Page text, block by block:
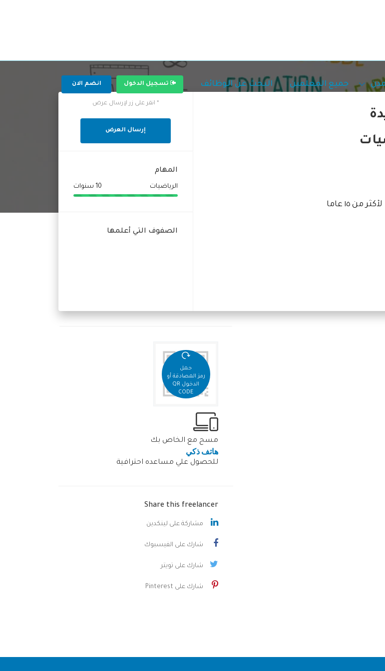
جميع المعلمين البحث عن الوظائف تسجيل الدخول انضم الان
من ١٥ عاما
* انقر على زر لإرسال عرض
إرسال العرض
المهام
الرياضيات 10 سنوات
الصفوف التي أعلمها
حمل
رمز المصادقة أو
الدخول QR
CODE
مسح مع الخاص بك
هاتف ذكي
للحصول علي مساعده احترافية
Share this freelancer
مشاركة على لينكدين
شارك على الفيسبوك
شارك على تويتر
شارك على Pinterest